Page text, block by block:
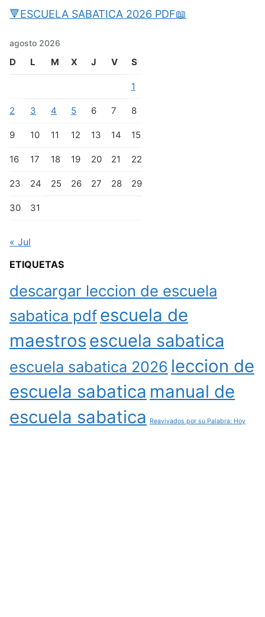
🔻ESCUELA SABATICA 2026 PDF📖
agosto 2026
D L M X J V S
1
2 3 4 5 6 7 8
9 10 11 12 13 14 15
16 17 18 19 20 21 22
23 24 25 26 27 28 29
30 31
« Jul
ETIQUETAS
descargar leccion de escuela
sabatica pdfescuela de
maestros escuela sabatica
escuela sabatica 2026 leccion de
escuela sabatica manual de
escuela sabatica
Reavivados por su Palabra: Hoy